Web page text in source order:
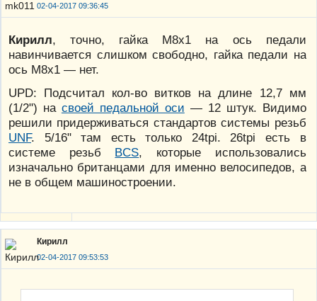
02-04-2017 09:36:45
Кирилл, точно, гайка М8х1 на ось педали
навинчивается слишком свободно, гайка педали на
ось М8х1 — нет.
UPD: Подсчитал кол-во витков на длине 12,7 мм
(1/2") на своей педальной оси — 12 штук. Видимо
решили придерживаться стандартов системы резьб
UNF. 5/16" там есть только 24tpi. 26tpi есть в
системе резьб BCS, которые использовались
изначально британцами для именно велосипедов, а
не в общем машиностроении.
Кирилл
02-04-2017 09:53:53